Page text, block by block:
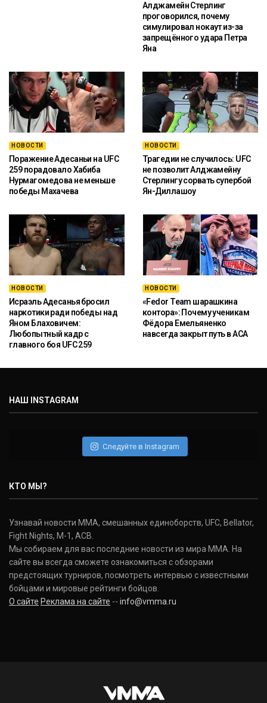
Алджамейн Стерлинг
проговорился, почему
симулировал нокаут из-за
запрещённого удара Петра
Яна
НОВОСТИ
Поражение Адесаньи на UFC
259 порадовало Хабиба
Нурмагомедова не меньше
победы Махачева
НОВОСТИ
Трагедии не случилось: UFC
не позволит Алджамейну
Стерлингу сорвать супербой
Ян-Диллашоу
НОВОСТИ
Исраэль Адесанья бросил
наркотики ради победы над
Яном Блаховичем:
Любопытный кадр с
главного боя UFC 259
НОВОСТИ
«Fedor Team шарашкина
контора»: Почему ученикам
Фёдора Емельяненко
навсегда закрыт путь в ACA
НАШ INSTAGRAM
Следуйте в Instagram
КТО МЫ?
Узнавай новости ММА, смешанных единоборств, UFC, Bellator,
Fight Nights, M-1, ACB.
Мы собираем для вас последние новости из мира ММА. На
сайте вы всегда сможете ознакомиться с обзорами
предстоящих турниров, посмотреть интервью с известными
бойцами и мировые рейтинги бойцов.
О сайте Реклама на сайте -- info@vmma.ru